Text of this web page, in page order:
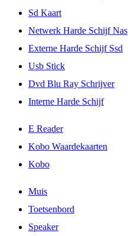
Sd Kaart
Netwerk Harde Schijf Nas
Externe Harde Schijf Ssd
Usb Stick
Dvd Blu Ray Schrijver
Interne Harde Schijf
E Reader
Kobo Waardekaarten
Kobo
Muis
Toetsenbord
Speaker